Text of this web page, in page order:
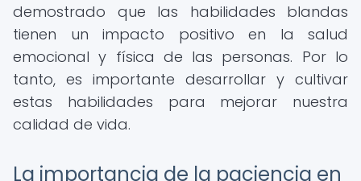
demostrado que las habilidades blandas
tienen un impacto positivo en la salud
emocional y física de las personas. Por lo
tanto, es importante desarrollar y cultivar
estas habilidades para mejorar nuestra
calidad de vida.
La importancia de la paciencia en